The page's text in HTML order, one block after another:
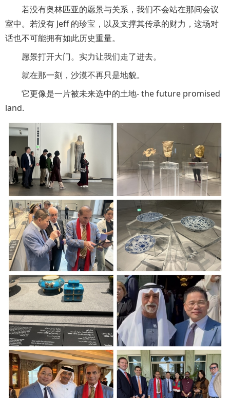
若没有奥林匹亚的愿景与关系，我们不会站在那间会议
室中。若没有 Jeff 的珍宝，以及支撑其传承的财力，这场对
话也不可能拥有如此历史重量。
愿景打开大门。实力让我们走了进去。
就在那一刻，沙漠不再只是地貌。
它更像是一片被未来选中的土地- the future promised
land.